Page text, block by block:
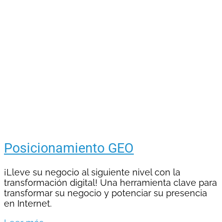
Posicionamiento GEO
¡Lleve su negocio al siguiente nivel con la
transformación digital! Una herramienta clave para
transformar su negocio y potenciar su presencia
en Internet.